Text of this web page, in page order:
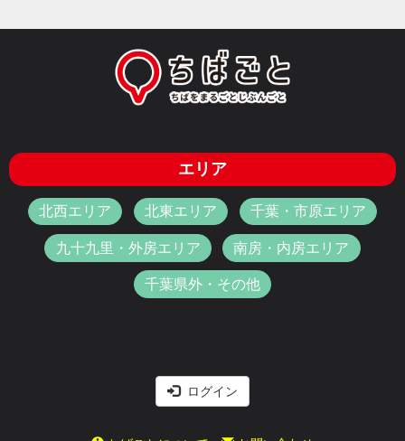
エリア
北西エリア 北東エリア 千葉・市原エリア
九十九里・外房エリア 南房・内房エリア
千葉県外・その他
ログイン